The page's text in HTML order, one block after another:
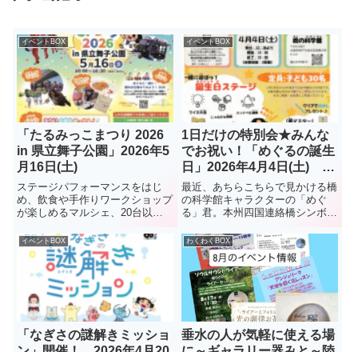
イベントBOX
「たるみっこまつり 2026
in 県立舞子公園」2026年5
月16日(土)
ステージパフォーマンスをはじ
め、飲食や手作りワークショップ
が楽しめるマルシェ、20台以上
イベント、会場内を巡る謎解きラ
リーなど、多彩なプログラムを用
意。まだ予定が決まっていない人
はぜひ！
イベントBOX
1日だけの特別会★みんな
でお祝い！「めぐるの誕生
日」2026年4月4日(土) 橋
の科学館
最近、あちらこちらで見かける橋
の科学館キャラクターの「めぐ
る」君。本州四国連絡橋シンボル
もに、垂水でおなじみのキャラで
す。先日、垂水区役所ロビーで開
催されたコンサートにも出演
イベントBOX
「なぎさの謎解きミッショ
わくわくBOX
垂水の人が気軽に使える場